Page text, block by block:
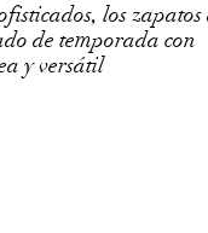
los zapatos
de temporada con
y versátil